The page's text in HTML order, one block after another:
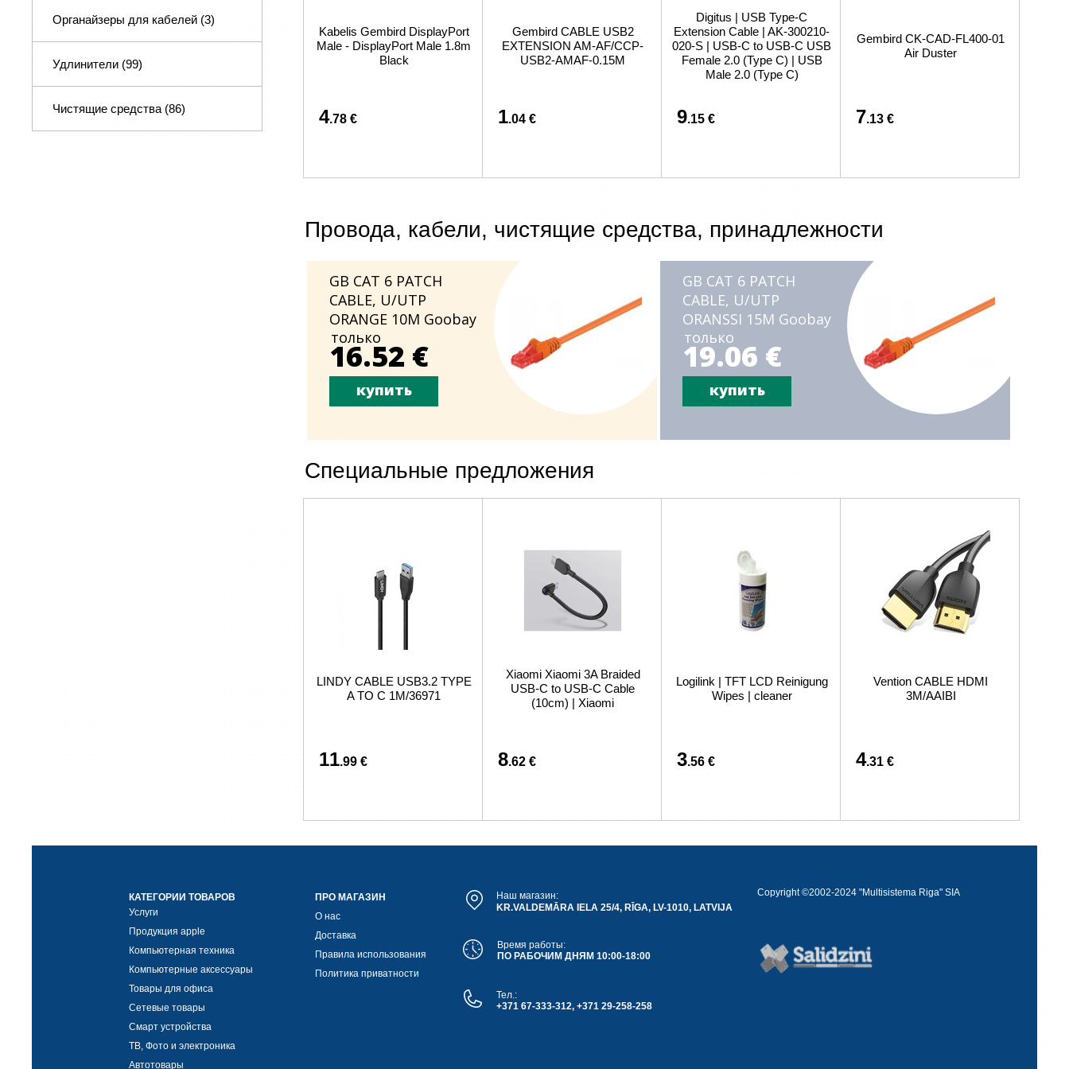
Органайзеры для кабелей (3)
Удлинители (99)
Чистящие средства (86)
Kabelis Gembird DisplayPort
Male - DisplayPort Male 1.8m
Black
4.78 €
Gembird CABLE USB2
EXTENSION AM-AF/CCP-
USB2-AMAF-0.15M
1.04 €
Digitus | USB Type-C
Extension Cable | AK-300210-
020-S | USB-C to USB-C USB
Female 2.0 (Type C) | USB
Male 2.0 (Type C)
9.15 €
Gembird CK-CAD-FL400-01
Air Duster
7.13 €
Провода, кабели, чистящие средства, принадлежности
GB CAT 6 PATCH
CABLE, U/UTP
ORANGE 10M Goobay
только
16.52 €
купить
GB CAT 6 PATCH
CABLE, U/UTP
ORANSSI 15M Goobay
только
19.06 €
купить
Специальные предложения
LINDY CABLE USB3.2 TYPE
A TO C 1M/36971
11.99 €
Xiaomi Xiaomi 3A Braided
USB-C to USB-C Cable
(10cm) | Xiaomi
8.62 €
Logilink | TFT LCD Reinigung
Wipes | cleaner
3.56 €
Vention CABLE HDMI
3M/AAIBI
4.31 €
КАТЕГОРИИ ТОВАРОВ
Услуги
Продукция apple
Компьютерная техника
Компьютерные аксессуары
Товары для офиса
Сетевые товары
Смарт устройства
ТВ, Фото и электроника
Автотовары
ПРО МАГАЗИН
О нас
Доставка
Правила использования
Политика приватности
Наш магазин:
KR.VALDEMĀRA IELA 25/4, RĪGA, LV-1010, LATVIJA
Время работы:
ПО РАБОЧИМ ДНЯМ 10:00-18:00
Тел.:
+371 67-333-312, +371 29-258-258
Copyright ©2002-2024 "Multisistema Riga" SIA